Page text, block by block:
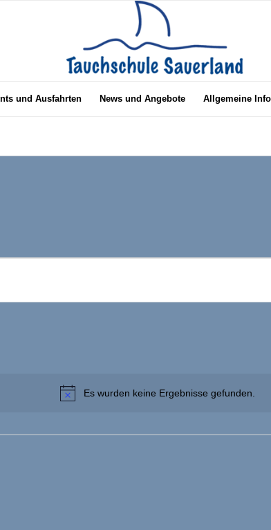
und Ausfahrten News und Angebote Allgemeine
Hinweis
Es wurden keine Ergebnisse gefunden.